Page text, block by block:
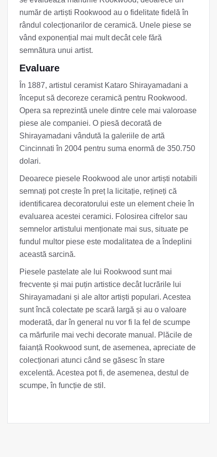
număr de artiști Rookwood au o fidelitate fidelă în
rândul colecționarilor de ceramică. Unele piese se
vând exponențial mai mult decât cele fără
semnătura unui artist.
Evaluare
În 1887, artistul ceramist Kataro Shirayamadani a
început să decoreze ceramică pentru Rookwood.
Opera sa reprezintă unele dintre cele mai valoroase
piese ale companiei. O piesă decorată de
Shirayamadani vândută la galeriile de artă
Cincinnati în 2004 pentru suma enormă de 350.750
dolari.
Deoarece piesele Rookwood ale unor artiști notabili
semnați pot crește în preț la licitație, rețineți că
identificarea decoratorului este un element cheie în
evaluarea acestei ceramici. Folosirea cifrelor sau
semnelor artistului menționate mai sus, situate pe
fundul multor piese este modalitatea de a îndeplini
această sarcină.
Piesele pastelate ale lui Rookwood sunt mai
frecvente și mai puțin artistice decât lucrările lui
Shirayamadani și ale altor artiști populari. Acestea
sunt încă colectate pe scară largă și au o valoare
moderată, dar în general nu vor fi la fel de scumpe
ca mărfurile mai vechi decorate manual. Plăcile de
faianță Rookwood sunt, de asemenea, apreciate de
colecționari atunci când se găsesc în stare
excelentă. Acestea pot fi, de asemenea, destul de
scumpe, în funcție de stil.